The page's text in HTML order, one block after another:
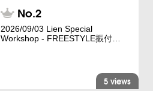
2026/09/03 Lien Special
Workshop - FREESTYLE振付…
5 views